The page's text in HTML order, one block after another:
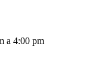
a 4:00 pm